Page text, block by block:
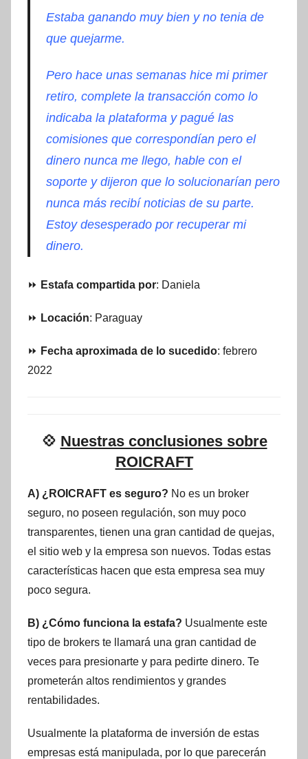
Estaba ganando muy bien y no tenia de
que quejarme.
Pero hace unas semanas hice mi primer
retiro, complete la transacción como lo
indicaba la plataforma y pagué las
comisiones que correspondían pero el
dinero nunca me llego, hable con el
soporte y dijeron que lo solucionarían pero
nunca más recibí noticias de su parte.
Estoy desesperado por recuperar mi
dinero.
⏩ Estafa compartida por: Daniela
⏩ Locación: Paraguay
⏩ Fecha aproximada de lo sucedido: febrero
2022
💠 Nuestras conclusiones sobre
ROICRAFT
A) ¿ROICRAFT es seguro? No es un broker
seguro, no poseen regulación, son muy poco
transparentes, tienen una gran cantidad de quejas,
el sitio web y la empresa son nuevos. Todas estas
características hacen que esta empresa sea muy
poco segura.
B) ¿Cómo funciona la estafa? Usualmente este
tipo de brokers te llamará una gran cantidad de
veces para presionarte y para pedirte dinero. Te
prometerán altos rendimientos y grandes
rentabilidades.
Usualmente la plataforma de inversión de estas
empresas está manipulada, por lo que parecerán